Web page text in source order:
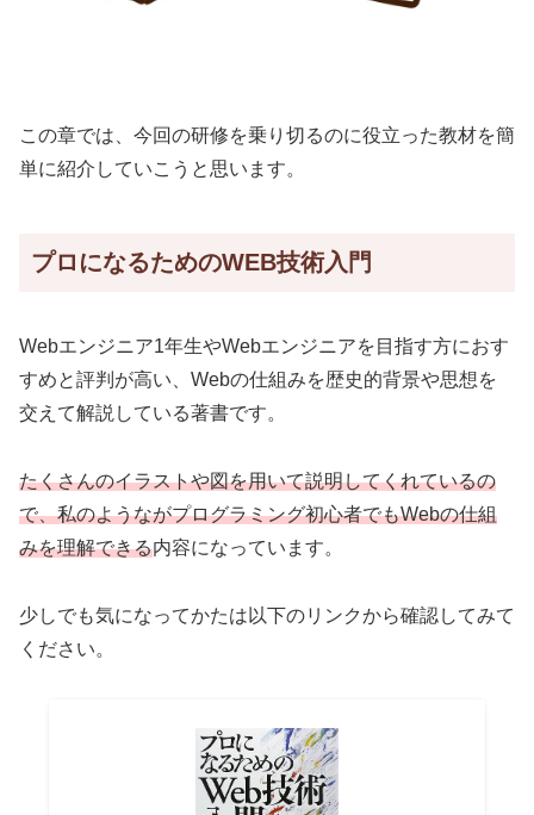
この章では、今回の研修を乗り切るのに役立った教材を簡
単に紹介していこうと思います。
プロになるためのWEB技術入門
Webエンジニア1年生やWebエンジニアを目指す方におす
すめと評判が高い、Webの仕組みを歴史的背景や思想を
交えて解説している著書です。
たくさんのイラストや図を用いて説明してくれているの
で、私のようながプログラミング初心者でもWebの仕組
みを理解できる内容になっています。
少しでも気になってかたは以下のリンクから確認してみて
ください。